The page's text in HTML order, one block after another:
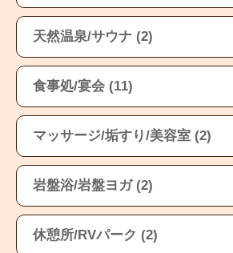
天然温泉/サウナ (2)
食事処/宴会 (11)
マッサージ/垢すり/美容室 (2)
岩盤浴/岩盤ヨガ (2)
休憩所/RVパーク (2)